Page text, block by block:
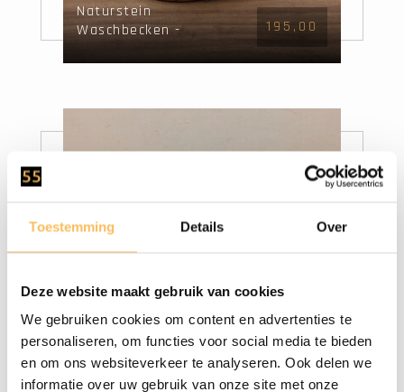
Toestemming Details Over
Deze website maakt gebruik van cookies
We gebruiken cookies om content en advertenties te
personaliseren, om functies voor social media te bieden
en om ons websiteverkeer te analyseren. Ook delen we
informatie over uw gebruik van onze site met onze
Naturstein
Waschbecken -
195,00
Naturstein
Waschbecken -
54x47x15cm - FL22733
195,00